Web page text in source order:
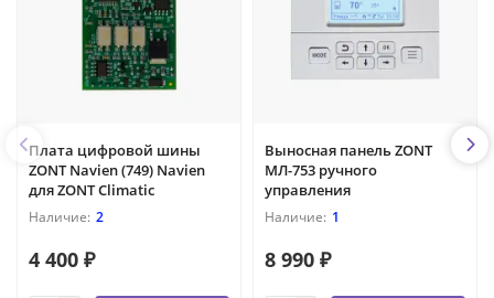
Плата цифровой шины
ZONT Navien (749) Navien
для ZONT Climatic
2
4 400 ₽
Выносная панель ZONT
МЛ-753 ручного
управления
1
8 990 ₽